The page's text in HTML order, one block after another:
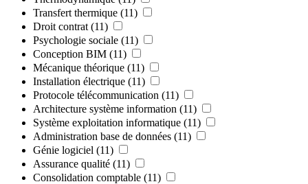
Transfert thermique (11)
Droit contrat (11)
Psychologie sociale (11)
Conception BIM (11)
Mécanique théorique (11)
Installation électrique (11)
Protocole télécommunication (11)
Architecture système information (11)
Système exploitation informatique (11)
Administration base de données (11)
Génie logiciel (11)
Assurance qualité (11)
Consolidation comptable (11)